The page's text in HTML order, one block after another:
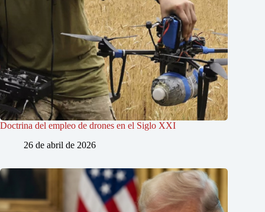
Doctrina del empleo de drones en el Siglo XXI
26 de abril de 2026